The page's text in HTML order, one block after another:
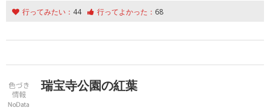
行ってみたい： 44 行ってよかった： 68
瑞宝寺公園の紅葉